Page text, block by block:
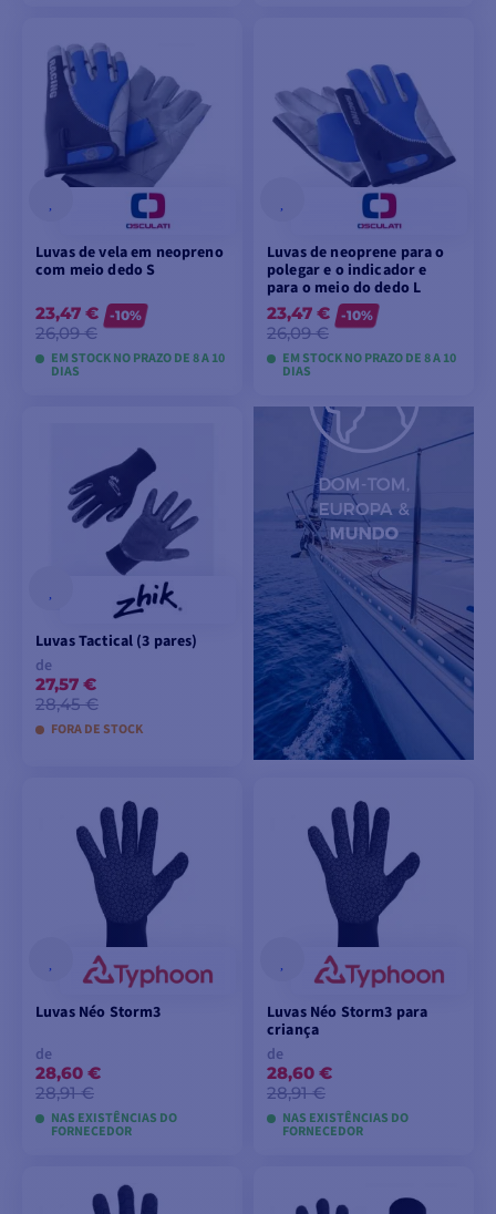
VER MODELOS
Luvas de vela em neopreno
com meio dedo S
23,47 €
26,09 €
-10%
EM STOCK NO PRAZO DE 8 A 10
DIAS
Luvas de neoprene para o
polegar e o indicador e
para o meio do dedo L
23,47 €
26,09 €
-10%
EM STOCK NO PRAZO DE 8 A 10
DIAS
VER MODELOS
Luvas Tactical (3 pares)
de
27,57 €
28,45 €
FORA DE STOCK
VER MODELOS
Luvas Néo Storm3
de
28,60 €
28,91 €
NAS EXISTÊNCIAS DO
FORNECEDOR
VER MODELOS
Luvas Néo Storm3 para
criança
de
28,60 €
28,91 €
NAS EXISTÊNCIAS DO
FORNECEDOR
VER MODELOS